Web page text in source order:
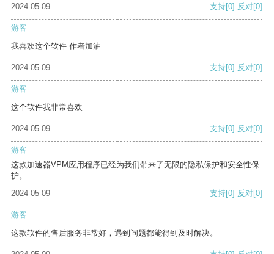
2024-05-09 支持[0] 反对[0]
游客
我喜欢这个软件 作者加油
2024-05-09 支持[0] 反对[0]
游客
这个软件我非常喜欢
2024-05-09 支持[0] 反对[0]
游客
这款加速器VPM应用程序已经为我们带来了无限的隐私保护和安全性保
护。
2024-05-09
支持[0] 反对[0]
游客
这款软件的售后服务非常好，遇到问题都能得到及时解决。